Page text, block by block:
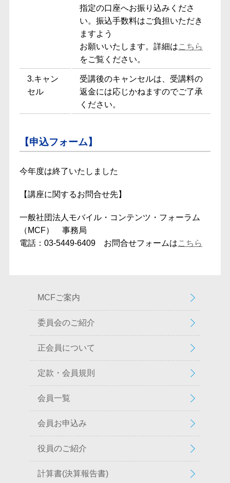
指定の口座へお振り込みくださ
い。振込手数料はご負担いただき
ますよう
お願いいたします。詳細はこちら
をご覧ください。
3.キャン
セル
受講後のキャンセルは、受講料の
返金には応じかねますのでご了承
ください。
【申込フォーム】
今年度は終了いたしました
【講座に関するお問合せ先】
一般社団法人モバイル・コンテンツ・フォーラム
（MCF） 事務局
電話：03-5449-6409 お問合せフォームはこちら
MCFご案内
委員会のご紹介
正会員について
定款・会員規則
会員一覧
会員お申込み
役員のご紹介
計算書(決算報告書)